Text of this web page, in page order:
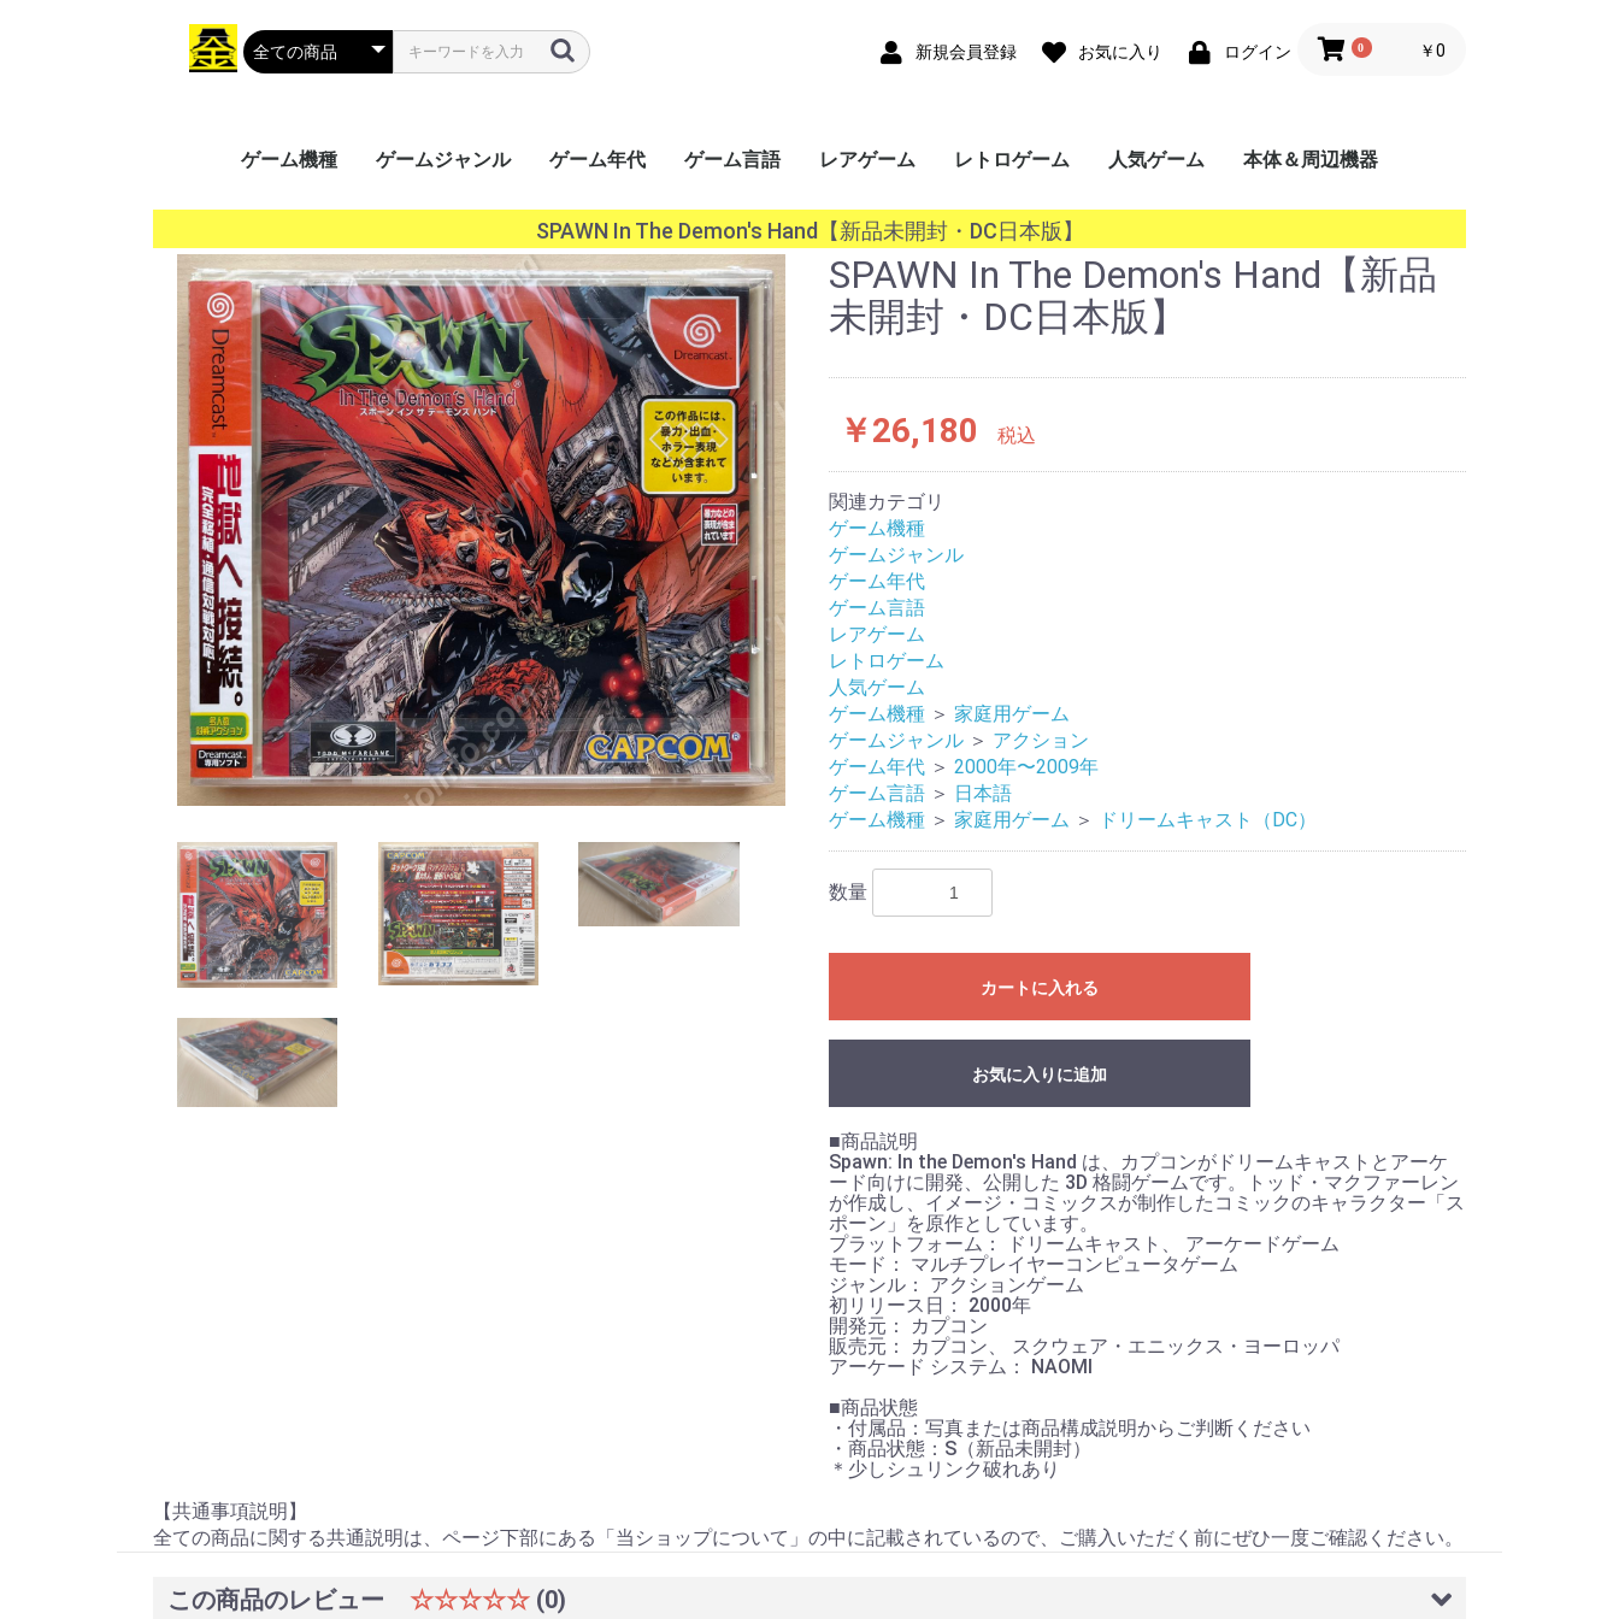
新規会員登録 お気に入り ログイン 0 ￥0
ゲーム機種
PS Vita
ﾌﾟﾚｲｽﾃｰｼｮﾝﾎﾟｰﾀﾌﾞﾙ
（PSP）
ニンテンドー3DS
ニンテンドーDS
ゲームボーイ
（GB/GBC）
ゲームボーイアドバン
ス（GBA）
ゲームギア（GG）
ワンダースワン
（WS/WSC）
リンクス（Lynx）
ネオジオポケット
（NGP）
Evercade
Nintendo
Switch（NS）
プレイステーション
5（PS5）
プレイステーション
4（PS4）
プレイステーション
3（PS3）
プレイステーション
2（PS2）
XBOX SERIES X/S
Xbox One
Xbox 360
プレイステーション
（PS）
Jaguar
ゲームキューブ（GC）
ドリームキャスト
（DC）
バーチャルボーイ
（VB）
セガサターン（SS）
PCエンジン（PCECD）
NINTENDO64（N64）
PCエンジン
（PCE/SGX）
TurboGrafx16（TG16）
ｽｰﾊﾟｰﾌｧﾐｺﾝ
（SFC/SNES）
メガCD・SEGA-
CD(MEGACD)
メガドライブ
（MD/GENESIS）
メガドライブ（32X）
ファミコン（FC/NES）
ﾌｧﾐｺﾝﾃﾞｨｽｸｼｽﾃﾑ(FCDS)
ネオジオ(ROM)
ネオジオ(CD)
ｾｶﾞﾏｰｸIII&ﾏｽﾀｰｼｽﾃﾑ
(SMIII&SMS)
セガSG1000
FM-TOWNS マーティー
NEOGEO(ネオジオ)
CPシステムIII
CPシステムII
NAOMIGD-ROM
NAOMI
SPIシステム
PGMシステム
SYSTEM256
ALECK64
ATOMISWAVE
SYSTEM246
その他PCB基板
Mac OS系
Windows 10系
Windows 8系
Windows 7系
Windows Vista系
Windows XP系
Windows 2000系
Windows 98系
Windows 95系
Windows 3系
MSX2+
ゲームジャンル
トレーディングカード
ソーシャルネットワー
ク
ゲーム年代
2020年〜
2010年〜2019年
2000年〜2009年
1990年〜1999年
1980年〜1989年
〜1979年
ゲーム言語
日本語
英語
中国語
韓国語
その他
レアゲーム レトロゲーム 人気ゲーム 本体＆周辺機器
SPAWN In The Demon's Hand【新品未開封・DC日本版】
SPAWN In The Demon's Hand【新品
未開封・DC日本版】
￥26,180 税込
関連カテゴリ
ゲーム機種
ゲームジャンル
ゲーム年代
ゲーム言語
レアゲーム
レトロゲーム
人気ゲーム
ゲーム機種 ＞ 家庭用ゲーム
ゲームジャンル ＞ アクション
ゲーム年代 ＞ 2000年〜2009年
ゲーム言語 ＞ 日本語
ゲーム機種 ＞ 家庭用ゲーム ＞ ドリームキャスト（DC）
数量
カートに入れる
お気に入りに追加
■商品説明
Spawn: In the Demon's Hand は、カプコンがドリームキャストとアーケ
ード向けに開発、公開した 3D 格闘ゲームです。トッド・マクファーレン
が作成し、イメージ・コミックスが制作したコミックのキャラクター「ス
ポーン」を原作としています。
プラットフォーム： ドリームキャスト、 アーケードゲーム
モード： マルチプレイヤーコンピュータゲーム
ジャンル： アクションゲーム
初リリース日： 2000年
開発元： カプコン
販売元： カプコン、 スクウェア・エニックス・ヨーロッパ
アーケード システム： NAOMI
■商品状態
・付属品：写真または商品構成説明からご判断ください
・商品状態：S（新品未開封）
＊少しシュリンク破れあり
【共通事項説明】
全ての商品に関する共通説明は、ページ下部にある「当ショップについて」の中に記載されているので、ご購入いただく前にぜひ一度ご確認ください。
この商品のレビュー ☆☆☆☆☆ (0)